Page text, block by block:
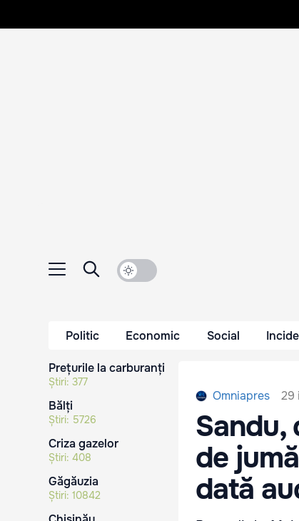
Politic Economic Social
Prețurile la carburanți
Știri: 377
Bălți
Știri: 5726
Criza gazelor
Știri: 408
Găgăuzia
Știri: 10842
Omniapres 29
Sandu,
de
dată